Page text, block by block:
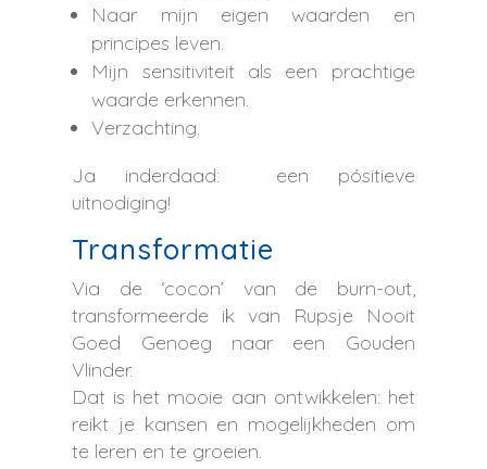
Naar mijn eigen waarden en
principes leven.
Mijn sensitiviteit als een prachtige
waarde erkennen.
Verzachting.
Ja inderdaad: een pósitieve
uitnodiging!
Transformatie
Via de ‘cocon’ van de burn-out,
transformeerde ik van Rupsje Nooit
Goed Genoeg naar een Gouden
Vlinder.
Dat is het mooie aan ontwikkelen: het
reikt je kansen en mogelijkheden om
te leren en te groeien.